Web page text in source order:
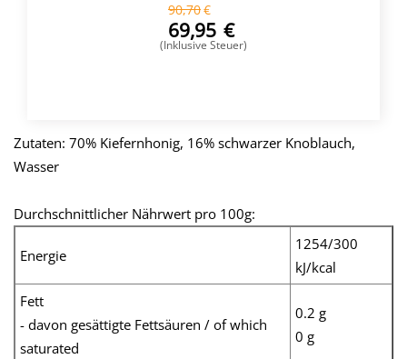
90,70€
69,95 €
(Inklusive Steuer)
Zutaten: 70% Kiefernhonig, 16% schwarzer Knoblauch,
Wasser
Durchschnittlicher Nährwert pro 100g:
Energie
1254/300
kJ/kcal
Fett
- davon gesättigte Fettsäuren / of which
saturated
0.2 g
0 g